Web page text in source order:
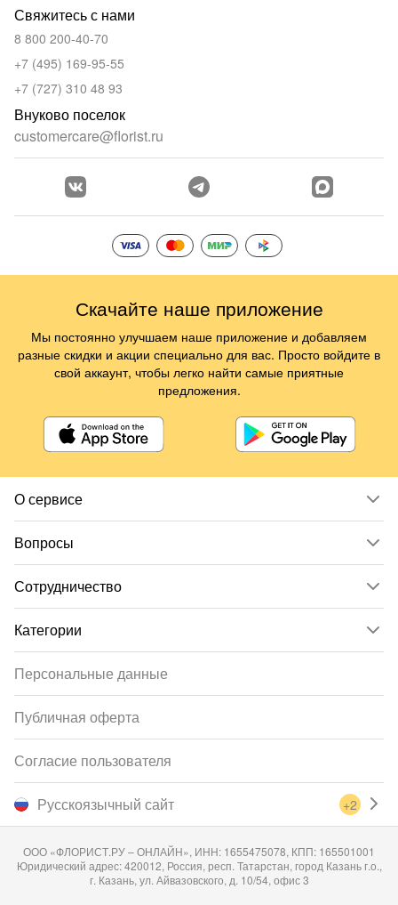
О сервисе
Вопросы
Сотрудничество
Категории
Свяжитесь с нами
8 800 200-40-70
+7 (495) 169-95-55
+7 (727) 310 48 93
Внуково поселок
customercare@florist.ru
Русскоязычный сайт +2
Персональные данные
Публичная оферта
Согласие пользователя
ООО «ФЛОРИСТ.РУ – ОНЛАЙН», ИНН: 1655475078, КПП: 165501001
Юридический адрес: 420012, Россия, респ. Татарстан, город Казань г.о.,
г. Казань, ул. Айвазовского, д. 10/54, офис 3
Скачайте наше приложение
Мы постоянно улучшаем наше приложение и добавляем
разные скидки и акции специально для вас. Просто войдите в
свой аккаунт, чтобы легко найти самые приятные
предложения.